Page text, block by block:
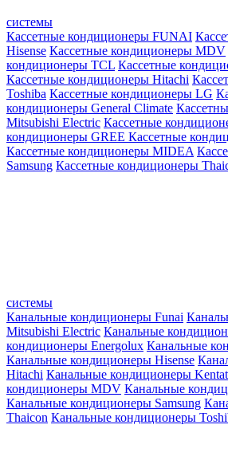
системы
Кассетные кондиционеры FUNAI
Hisense Кассетные кондиционеры MDV
кондиционеры TCL Кассетные
Кассетные кондиционеры Hitachi
Toshiba Кассетные кондиционеры LG
кондиционеры General Climate
Mitsubishi Electric Кассетные
кондиционеры GREE Кассетные
Кассетные кондиционеры MIDEA
Samsung Кассетные кондиционеры
системы
Канальные кондиционеры Funai
Mitsubishi Electric Канальные
кондиционеры Energolux Канальные
Канальные кондиционеры Hisense
Hitachi Канальные кондиционеры
кондиционеры MDV Канальные
Канальные кондиционеры Samsung
Thaicon Канальные кондиционеры